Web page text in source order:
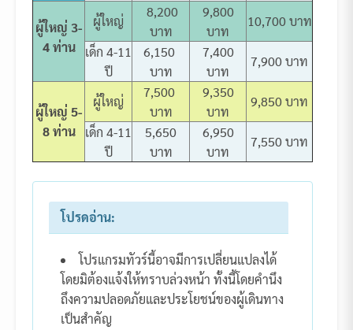
ผู้ใหญ่ 3-
4 ท่าน
ผู้ใหญ่
8,200
บาท
9,800
บาท
10,700 บาท
เด็ก 4-11
ปี
6,150
บาท
7,400
บาท
7,900 บาท
ผู้ใหญ่ 5-
8 ท่าน
ผู้ใหญ่
7,500
บาท
9,350
บาท
9,850 บาท
เด็ก 4-11
ปี
5,650
บาท
6,950
บาท
7,550 บาท
โปรดอ่าน:
โปรแกรมทัวร์นี้อาจมีการเปลี่ยนแปลงได้
โดยมิต้องแจ้งให้ทราบล่วงหน้า ทั้งนี้โดยคำนึง
ถึงความปลอดภัยและประโยชน์ของผู้เดินทาง
เป็นสำคัญ